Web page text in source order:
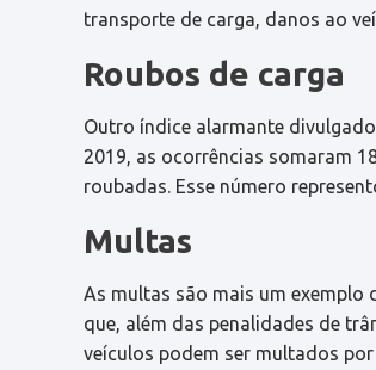
transporte de carga, danos ao
Roubos de carga
Outro índice alarmante
2019, as ocorrências somaram
roubadas. Esse número
Multas
As multas são mais um
que, além das penalidades de
veículos podem ser multados